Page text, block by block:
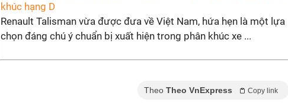
khúc hạng D
Renault Talisman vừa được đưa về Việt Nam, hứa hẹn là một lựa
chọn đáng chú ý chuẩn bị xuất hiện trong phân khúc xe ...
Theo Theo VnExpress Copy link